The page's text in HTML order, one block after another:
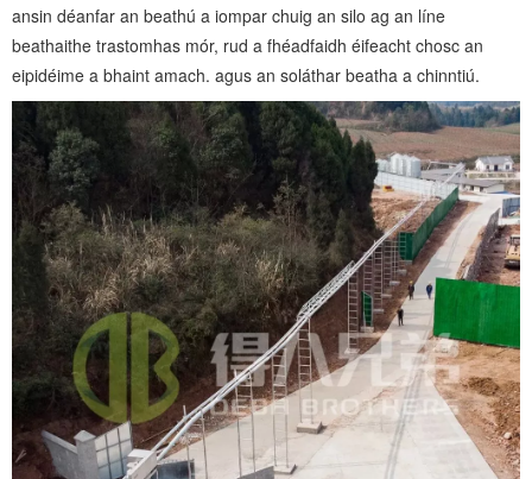
ansin déanfar an beathú a iompar chuig an silo ag an líne
beathaithe trastomhas mór, rud a fhéadfaidh éifeacht chosc an
eipidéime a bhaint amach. agus an soláthar beatha a chinntiú.